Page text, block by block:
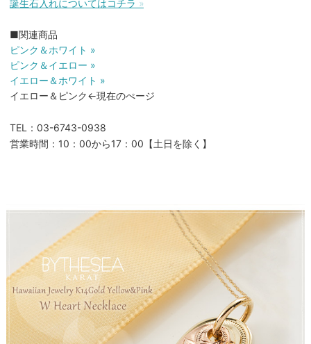
誕生石入れについてはコチラ »
■関連商品
ピンク＆ホワイト »
ピンク＆イエロー »
イエロー＆ホワイト »
イエロー＆ピンク←現在のぺージ
TEL：03-6743-0938
営業時間：10：00から17：00【土日を除く】